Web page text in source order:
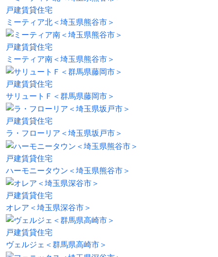
戸建賃貸住宅
ミーティア北＜埼玉県熊谷市＞
戸建賃貸住宅
ミーティア南＜埼玉県熊谷市＞
戸建賃貸住宅
サリュートＦ＜群馬県藤岡市＞
戸建賃貸住宅
ラ・フローリア＜埼玉県坂戸市＞
戸建賃貸住宅
ハーモニータウン＜埼玉県熊谷市＞
戸建賃貸住宅
オレア＜埼玉県深谷市＞
戸建賃貸住宅
ヴェルジェ＜群馬県高崎市＞